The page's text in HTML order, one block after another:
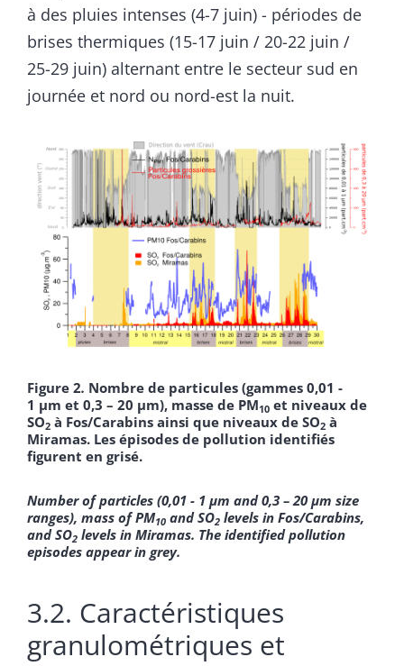
à des pluies intenses (4-7 juin) - périodes de
brises thermiques (15-17 juin / 20-22 juin /
25-29 juin) alternant entre le secteur sud en
journée et nord ou nord-est la nuit.
Figure 2. Nombre de particules (gammes 0,01 -
1 µm et 0,3 – 20 µm), masse de PM10 et niveaux de
SO2 à Fos/Carabins ainsi que niveaux de SO2 à
Miramas. Les épisodes de pollution identifiés
figurent en grisé.
Number of particles (0,01 - 1 µm and 0,3 – 20 µm size
ranges), mass of PM10 and SO2 levels in Fos/Carabins,
and SO2 levels in Miramas. The identified pollution
episodes appear in grey.
3.2. Caractéristiques
granulométriques et